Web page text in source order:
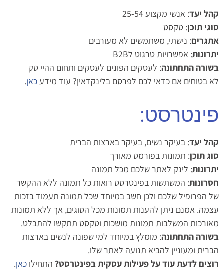
קהל יעד: אנשי מקצוע 25-54
סוגי תוכן: טקסט
אתגרים: נישתי, משתמשים לא מעורבים
יתרונות: אפשרויות טרגוט לB2B
בשורה התחתונה: לעסקים הפונים לעסקים ותחום ההיי טק
לא בטוחים אם כדאי לכם לפרסם בלינקדאין? עוד מידעכאן.
פינטרסט:
קהל יעד: בעיקר נשים, בעיקר בארצות הברית
סוג תוכן: תמונות בפורמט מאורך
יתרונות: לינק לאתר שלכם מכל תמונה
חסרונות: המשתשות בפינטרסט רואות כל תמונה ללא ההקשר
של הפרופיל שלכם ולכן חשב במיוחד שכל תמונה תעמוד בזכות
עצמה. אמנם ניתן להענות תמונות מכל הסוגים, אך ללא תמונות
מאורכות המשלבות תמונות מושכות וטקסט תתקשו להתבלט.
בשורה התחתונה: מומלץ במיוחד למי שפונה לנשים בארצות
הברית ומעוניין להביא תנועה לאתר שלו.
רוצים לדעת עוד על פעילות עסקית בפינטרסט? התחילו כאן.